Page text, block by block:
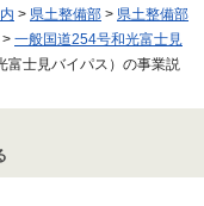
> 県土整備部 > 県土整備部
> 一般国道254号和光富士見
富士見バイパス）の事業説